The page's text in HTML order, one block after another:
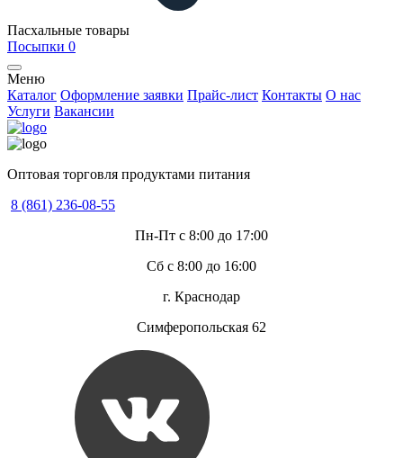
Пасхальные товары
Посыпки 0
Меню
Каталог Оформление заявки Прайс-лист Контакты О нас
Услуги Вакансии
Оптовая торговля продуктами питания
8 (861) 236-08-55
Пн-Пт с 8:00 до 17:00
Сб с 8:00 до 16:00
г. Краснодар
Симферопольская 62